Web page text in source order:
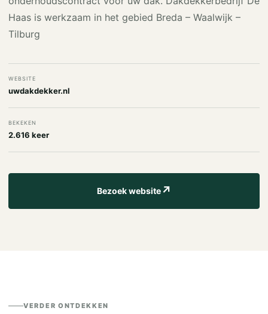
Haas is werkzaam in het gebied Breda – Waalwijk –
Tilburg
WEBSITE
uwdakdekker.nl
BEKEKEN
2.616 keer
Bezoek website↗
VERDER ONTDEKKEN